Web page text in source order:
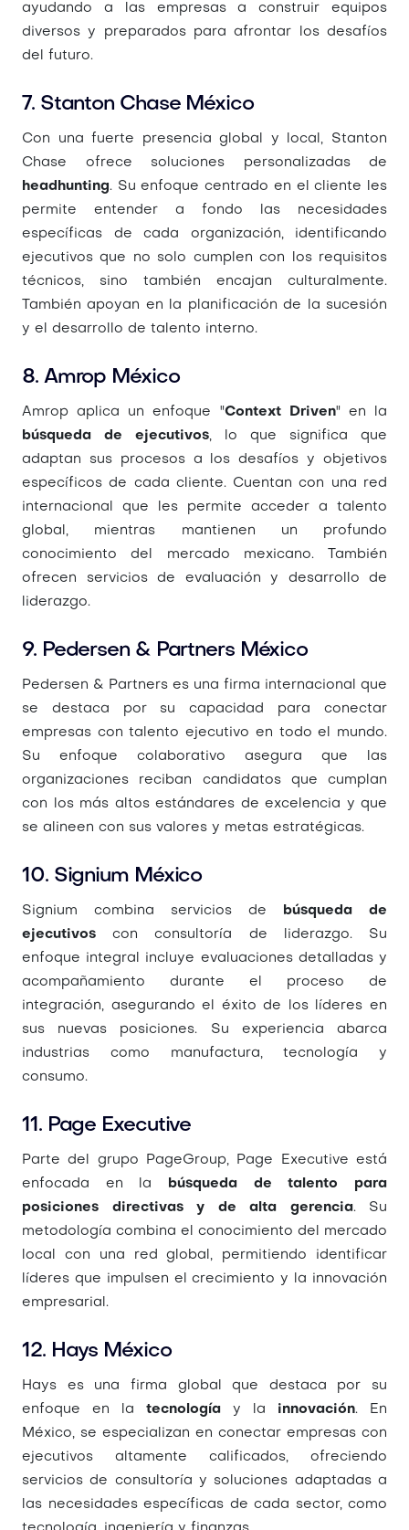
ayudando a las empresas a construir equipos
diversos y preparados para afrontar los desafíos
del futuro.
7. Stanton Chase México
Con una fuerte presencia global y local, Stanton
Chase ofrece soluciones personalizadas de
headhunting. Su enfoque centrado en el cliente les
permite entender a fondo las necesidades
específicas de cada organización, identificando
ejecutivos que no solo cumplen con los requisitos
técnicos, sino también encajan culturalmente.
También apoyan en la planificación de la sucesión
y el desarrollo de talento interno.
8. Amrop México
Amrop aplica un enfoque "Context Driven" en la
búsqueda de ejecutivos, lo que significa que
adaptan sus procesos a los desafíos y objetivos
específicos de cada cliente. Cuentan con una red
internacional que les permite acceder a talento
global, mientras mantienen un profundo
conocimiento del mercado mexicano. También
ofrecen servicios de evaluación y desarrollo de
liderazgo.
9. Pedersen & Partners México
Pedersen & Partners es una firma internacional que
se destaca por su capacidad para conectar
empresas con talento ejecutivo en todo el mundo.
Su enfoque colaborativo asegura que las
organizaciones reciban candidatos que cumplan
con los más altos estándares de excelencia y que
se alineen con sus valores y metas estratégicas.
10. Signium México
Signium combina servicios de búsqueda de
ejecutivos con consultoría de liderazgo. Su
enfoque integral incluye evaluaciones detalladas y
acompañamiento durante el proceso de
integración, asegurando el éxito de los líderes en
sus nuevas posiciones. Su experiencia abarca
industrias como manufactura, tecnología y
consumo.
11. Page Executive
Parte del grupo PageGroup, Page Executive está
enfocada en la búsqueda de talento para
posiciones directivas y de alta gerencia. Su
metodología combina el conocimiento del mercado
local con una red global, permitiendo identificar
líderes que impulsen el crecimiento y la innovación
empresarial.
12. Hays México
Hays es una firma global que destaca por su
enfoque en la tecnología y la innovación. En
México, se especializan en conectar empresas con
ejecutivos altamente calificados, ofreciendo
servicios de consultoría y soluciones adaptadas a
las necesidades específicas de cada sector, como